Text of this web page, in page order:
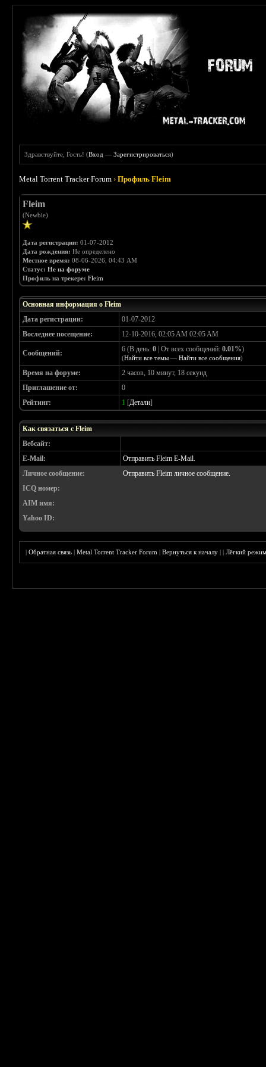
Здравствуйте, Гость! (Вход —Зарегистрироваться)
Metal Torrent Tracker Forum ›Профиль Fleim
Fleim
(Newbie)
Дата регистрации: 01-07-2012
Дата рождения: Не определено
Местное время: 08-06-2026, 04:43 AM
Статус: Не на форуме
Профиль на трекере: Fleim
Основная информация о Fleim
Дата регистрации:
01-07-2012
Воследнее посещение:
12-10-2016, 02:05 AM 02:05 AM
Сообщений: 6 (В день:0 | От всех сообщений:0.01%)
(Найти все темы —Найти все сообщения)
Время на форуме:
2 часов, 10 минут, 18 секунд
Приглашение от:
0
Рейтинг:
1 [Детали]
Как связаться с Fleim
Вебсайт:
E-Mail:
Отправить Fleim E-Mail.
Личное сообщение:
Отправить Fleim личное сообщение.
ICQ номер:
AIM имя:
Yahoo ID:
|Обратная связь |Metal Torrent Tracker Forum |Вернуться к началу ||Лёгкий